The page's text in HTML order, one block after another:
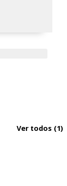
Ver todos (1)